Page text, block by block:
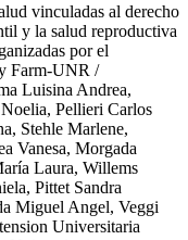
vinculadas al derecho
y la salud reproductiva
por el
Farm-UNR /
Luisina Andrea,
Pellieri Carlos
Stehle Marlene,
Vanesa, Morgada
Laura, Willems
Pittet Sandra
Miguel Angel, Veggi
Universitaria